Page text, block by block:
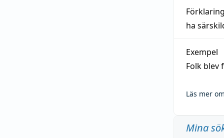
ha
Exempel
Folk blev
Läs mer
Mina